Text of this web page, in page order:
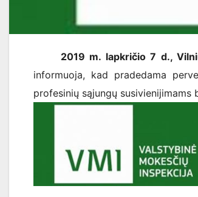
2019 m. lapkričio 7 d.,
informuoja, kad pradedama
profesinių sąjungų